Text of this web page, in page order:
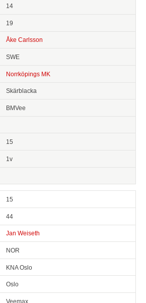
14
19
Åke Carlsson
SWE
Norrköpings MK
Skärblacka
BMVee
15
1v
15
44
Jan Weiseth
NOR
KNA Oslo
Oslo
Veemax